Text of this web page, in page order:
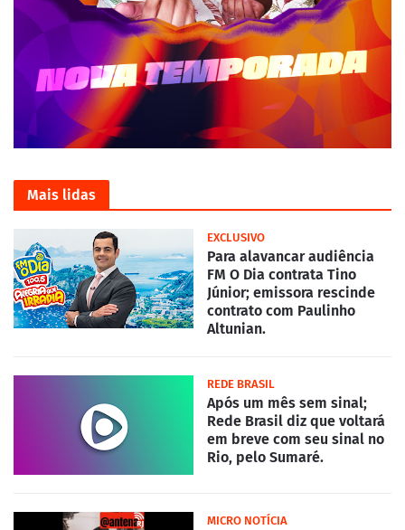
Mais lidas
EXCLUSIVO
Para alavancar audiência
FM O Dia contrata Tino
Júnior; emissora rescinde
contrato com Paulinho
Altunian.
REDE BRASIL
Após um mês sem sinal;
Rede Brasil diz que voltará
em breve com seu sinal no
Rio, pelo Sumaré.
MICRO NOTÍCIA